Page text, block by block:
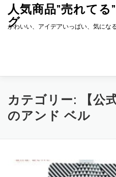
キ
人気商品”売れて
グ
かわいい、アイデアいっぱい、気にな
カテゴリー:
【公
のアンド ベル